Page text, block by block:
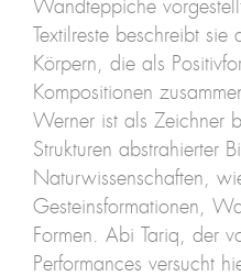
Wandteppiche
Textilreste beschreibt
Körpern, die als
Kompositionen
Werner ist als Zeichner
Strukturen abstrahierter
Naturwissenschaften,
Gesteinsformationen,
Formen. Abi Tariq, der
Performances versucht